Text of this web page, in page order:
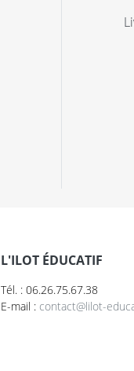
L'ILOT ÉDUCATIF
Tél. : 06.26.75.67.38
E-mail : contact@lilot-